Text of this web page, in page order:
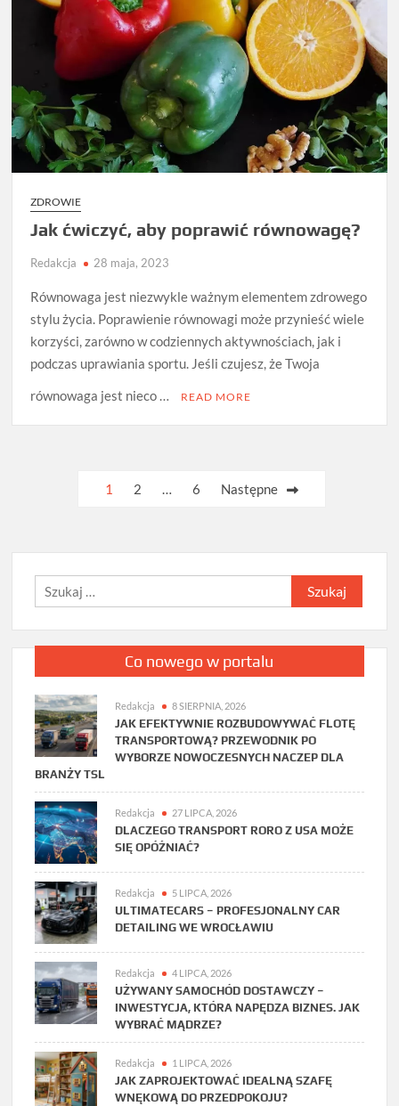
ZDROWIE
Jak ćwiczyć, aby poprawić równowagę?
Redakcja 28 maja, 2023
Równowaga jest niezwykle ważnym elementem zdrowego
stylu życia. Poprawienie równowagi może przynieść wiele
korzyści, zarówno w codziennych aktywnościach, jak i
podczas uprawiania sportu. Jeśli czujesz, że Twoja
równowaga jest nieco …
READ MORE
Stronicowanie
1 2 … 6 Następne
Szukaj:
Co nowego w portalu
Redakcja 8 SIERPNIA, 2026
JAK EFEKTYWNIE ROZBUDOWYWAĆ FLOTĘ
TRANSPORTOWĄ? PRZEWODNIK PO
WYBORZE NOWOCZESNYCH NACZEP DLA
BRANŻY TSL
Redakcja 27 LIPCA, 2026
DLACZEGO TRANSPORT RORO Z USA MOŻE
SIĘ OPÓŹNIAĆ?
Redakcja 5 LIPCA, 2026
ULTIMATECARS – PROFESJONALNY CAR
DETAILING WE WROCŁAWIU
Redakcja 4 LIPCA, 2026
UŻYWANY SAMOCHÓD DOSTAWCZY –
INWESTYCJA, KTÓRA NAPĘDZA BIZNES. JAK
WYBRAĆ MĄDRZE?
Redakcja 1 LIPCA, 2026
JAK ZAPROJEKTOWAĆ IDEALNĄ SZAFĘ
WNĘKOWĄ DO PRZEDPOKOJU?